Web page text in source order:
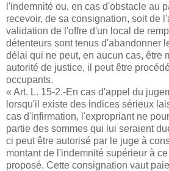
l'indemnité ou, en cas d'obstacle au
recevoir, de sa consignation, soit de
validation de l'offre d'un local de
détenteurs sont tenus d'abandonner
délai qui ne peut, en aucun cas, être
autorité de justice, il peut être
occupants.
« Art. L. 15-2.-En cas d'appel du
lorsqu'il existe des indices sérieux
cas d'infirmation, l'expropriant ne
partie des sommes qui lui seraient
ci peut être autorisé par le juge à
montant de l'indemnité supérieur à
proposé. Cette consignation vaut